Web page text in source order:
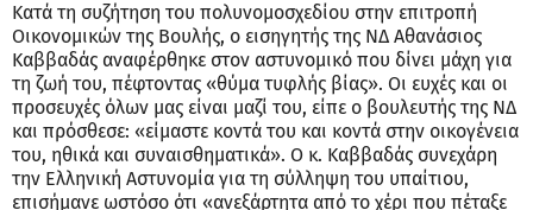
Κατά τη συζήτηση του πολυνομοσχεδίου στην επιτροπή
Οικονομικών της Βουλής, ο εισηγητής της ΝΔ Αθανάσιος
Καββαδάς αναφέρθηκε στον αστυνομικό που δίνει μάχη για
τη ζωή του, πέφτοντας «θύμα τυφλής βίας». Οι ευχές και οι
προσευχές όλων μας είναι μαζί του, είπε ο βουλευτής της ΝΔ
και πρόσθεσε: «είμαστε κοντά του και κοντά στην οικογένεια
του, ηθικά και συναισθηματικά». Ο κ. Καββαδάς συνεχάρη
την Ελληνική Αστυνομία για τη σύλληψη του υπαίτιου,
επισήμανε ωστόσο ότι «ανεξάρτητα από το χέρι που πέταξε